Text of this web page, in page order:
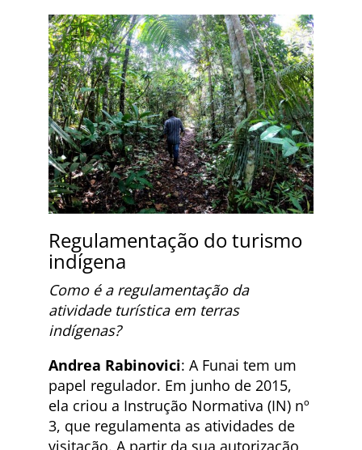
Regulamentação do turismo
indígena
Como é a regulamentação da
atividade turística em terras
indígenas?
Andrea Rabinovici: A Funai tem um
papel regulador. Em junho de 2015,
ela criou a Instrução Normativa (IN) nº
3, que regulamenta as atividades de
visitação. A partir da sua autorização,